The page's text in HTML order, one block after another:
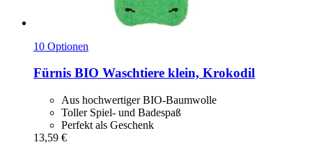
10 Optionen
Fürnis BIO Waschtiere klein, Krokodil
Aus hochwertiger BIO-Baumwolle
Toller Spiel- und Badespaß
Perfekt als Geschenk
13,59 €